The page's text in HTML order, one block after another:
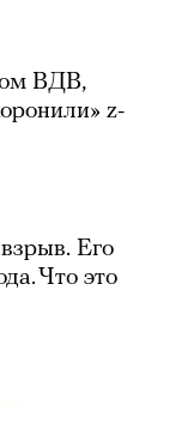
ВДВ,
z-
Его
Что это